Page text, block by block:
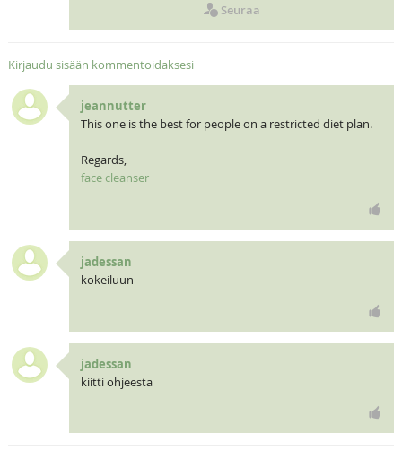
Seuraa
Kirjaudu sisään kommentoidaksesi
jeannutter
This one is the best for people on a restricted diet plan.
Regards,
face cleanser
jadessan
kokeiluun
jadessan
kiitti ohjeesta